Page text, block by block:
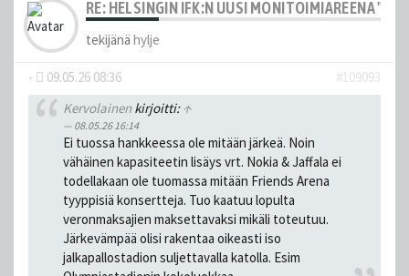
RE: HELSINGIN IFK:N UUSI MONITOIMIAREENA
tekijänä hylje
- 09.05.26 08:36
#109093
Kervolainenkirjoitti: ↑
08.05.26 16:14
Ei tuossa hankkeessa ole mitään järkeä. Noin
vähäinen kapasiteetin lisäys vrt. Nokia & Jaffala ei
todellakaan ole tuomassa mitään Friends Arena
tyyppisiä konsertteja. Tuo kaatuu lopulta
veronmaksajien maksettavaksi mikäli toteutuu.
Järkevämpää olisi rakentaa oikeasti iso
jalkapallostadion suljettavalla katolla. Esim